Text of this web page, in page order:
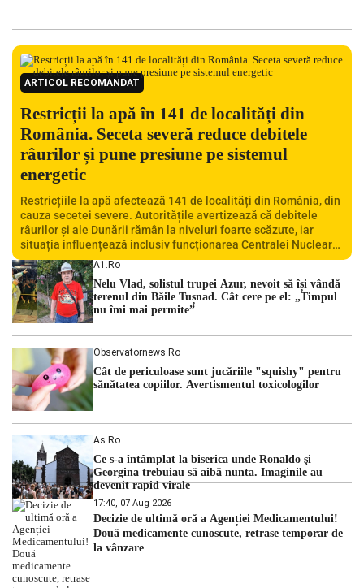
ARTICOL RECOMANDAT
Restricții la apă în 141 de localități din
România. Seceta severă reduce debitele
râurilor și pune presiune pe sistemul
energetic
Restricțiile la apă afectează 141 de localități din România, din
cauza secetei severe. Autoritățile avertizează că debitele
râurilor și ale Dunării rămân la niveluri foarte scăzute, iar
situația influențează inclusiv funcționarea Centralei Nucleare
de la Cernavodă. România se confruntă cu una dintre cele mai
dificile perioade din punct de vedere hidrologic din ultimii ani.
Lipsa […]
A1.ro
Nelu Vlad, solistul trupei Azur, nevoit să își vândă
terenul din Băile Tușnad. Cât cere pe el: „Timpul
nu îmi mai permite”
Observatornews.ro
Cât de periculoase sunt jucăriile "squishy" pentru
sănătatea copiilor. Avertismentul toxicologilor
As.ro
Ce s-a întâmplat la biserica unde Ronaldo şi
Georgina trebuiau să aibă nunta. Imaginile au
devenit rapid virale
17:40, 07 Aug 2026
Decizie de ultimă oră a Agenției Medicamentului!
Două medicamente cunoscute, retrase temporar de
la vânzare